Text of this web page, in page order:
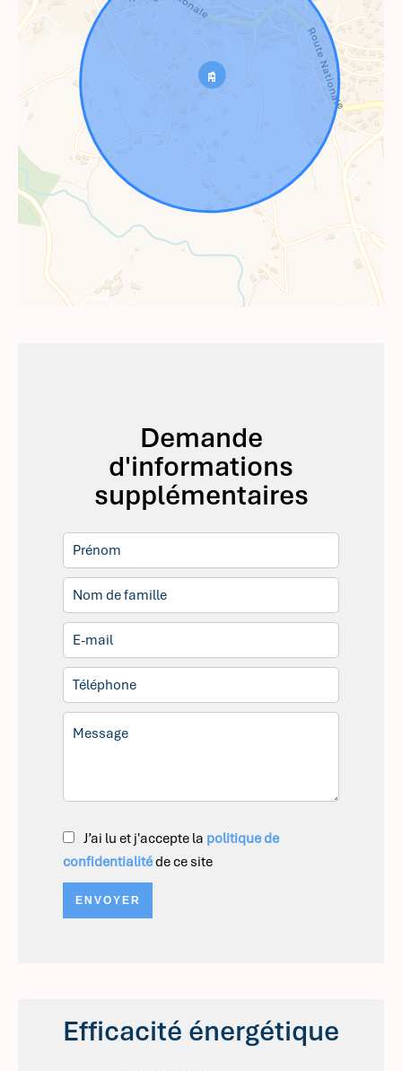
Demande
d'informations
supplémentaires
J’ai lu et j'accepte la politique de
confidentialitéde ce site
ENVOYER
Efficacité énergétique